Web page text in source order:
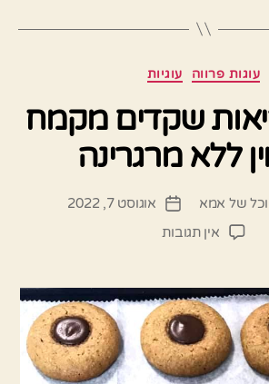
קטגוריותעוגות פרווה עוגיות
שקדים מקמח
ללא מרגרינה
של אמא
תאריךאוגוסט 7, 2022
אין תגובותעל
שקדים
מקמח
כוסמין
ללא
מרגרינה